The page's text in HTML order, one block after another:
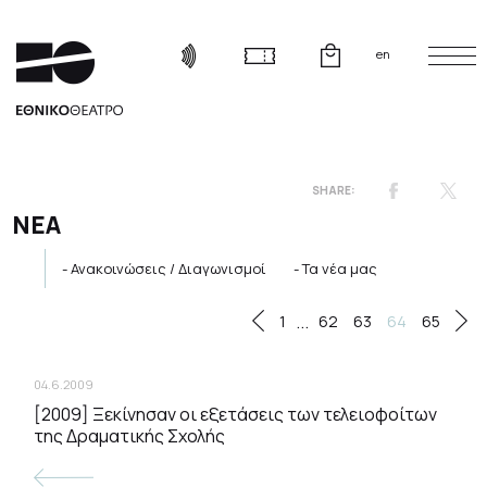
en
ΝΕΑ
Ανακοινώσεις / Διαγωνισμοί Τα νέα μας
1 ... 62 63 64 65
04.6.2009
[2009] Ξεκίνησαν οι εξετάσεις των τελειοφοίτων
της Δραματικής Σχολής